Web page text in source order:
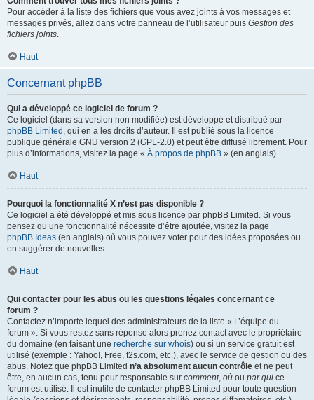
Pour accéder à la liste des fichiers que vous avez joints à vos messages et
messages privés, allez dans votre panneau de l’utilisateur puis Gestion des
fichiers joints.
Haut
Concernant phpBB
Qui a développé ce logiciel de forum ?
Ce logiciel (dans sa version non modifiée) est développé et distribué par
phpBB Limited , qui en a les droits d’auteur. Il est publié sous la licence
publique générale GNU version 2 (GPL-2.0) et peut être diffusé librement. Pour
plus d’informations, visitez la page « À propos de phpBB » (en anglais).
Haut
Pourquoi la fonctionnalité X n’est pas disponible ?
Ce logiciel a été développé et mis sous licence par phpBB Limited. Si vous
pensez qu’une fonctionnalité nécessite d’être ajoutée, visitez la page
phpBB Ideas (en anglais) où vous pouvez voter pour des idées proposées ou
en suggérer de nouvelles.
Haut
Qui contacter pour les abus ou les questions légales concernant ce
forum ?
Contactez n’importe lequel des administrateurs de la liste « L’équipe du
forum ». Si vous restez sans réponse alors prenez contact avec le propriétaire
du domaine (en faisant une recherche sur whois) ou si un service gratuit est
utilisé (exemple : Yahoo!, Free, f2s.com, etc.), avec le service de gestion ou des
abus. Notez que phpBB Limited n’a absolument aucun contrôle et ne peut
être, en aucun cas, tenu pour responsable sur comment, où ou par qui ce
forum est utilisé. Il est inutile de contacter phpBB Limited pour toute question